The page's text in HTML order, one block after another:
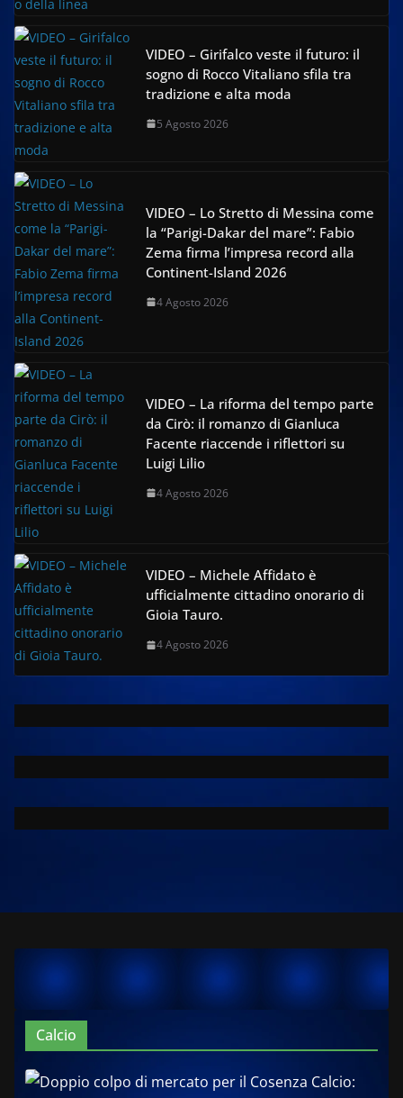
VIDEO – Girifalco veste il futuro: il
sogno di Rocco Vitaliano sfila tra
tradizione e alta moda
5 Agosto 2026
VIDEO – Lo Stretto di Messina come
la “Parigi-Dakar del mare”: Fabio
Zema firma l’impresa record alla
Continent-Island 2026
4 Agosto 2026
VIDEO – La riforma del tempo parte
da Cirò: il romanzo di Gianluca
Facente riaccende i riflettori su
Luigi Lilio
4 Agosto 2026
VIDEO – Michele Affidato è
ufficialmente cittadino onorario di
Gioia Tauro.
4 Agosto 2026
Calcio